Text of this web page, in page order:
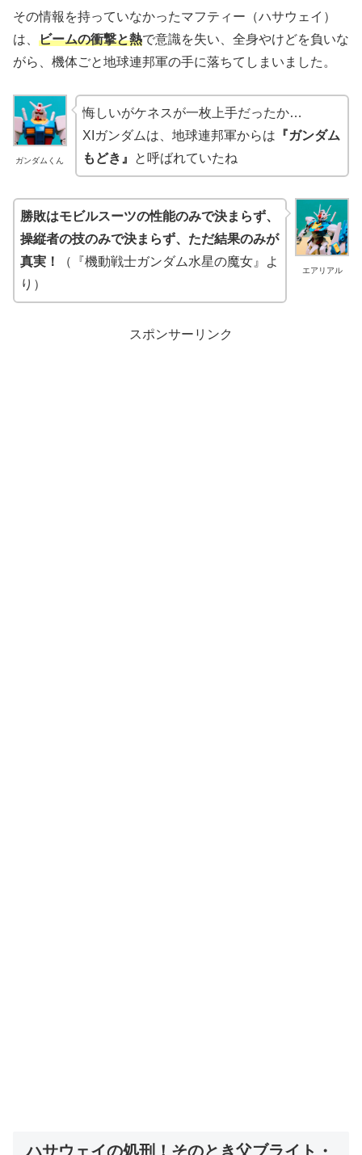
その情報を持っていなかったマフティー（ハサウェイ）
は、 ビームの衝撃と熱で意識を失い、全身やけどを負いな
がら、機体ごと地球連邦軍の手に落ちてしまいました。
ガンダムくん
悔しいがケネスが一枚上手だったか…
XIガンダムは、地球連邦軍からは 『ガンダム
もどき』
と呼ばれていたね
エアリアル
勝敗はモビルスーツの性能のみで決まらず、
操縦者の技のみで決まらず、ただ結果のみが
真実！
（『機動戦士ガンダム水星の魔女』よ
り）
スポンサーリンク
ハサウェイの処刑！そのとき父ブライト・